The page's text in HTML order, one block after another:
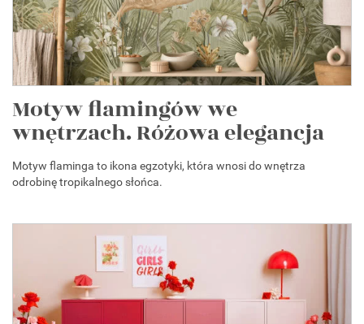
Motyw flamingów we
wnętrzach. Różowa elegancja
Motyw flaminga to ikona egzotyki, która wnosi do wnętrza
odrobinę tropikalnego słońca.